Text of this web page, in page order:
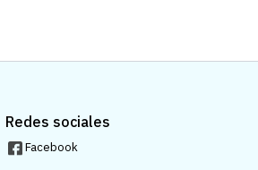
Redes sociales
Facebook